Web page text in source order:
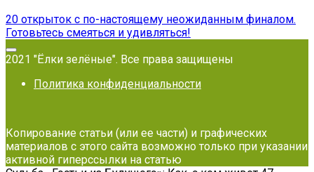
20 открыток с по-настоящему неожиданным финалом.
Готовьтесь смеяться и удивляться!
2021 "Ёлки зелёные". Все права защищены
Политика конфиденциальности
Копирование статьи (или ее части) и графических
материалов с этого сайта возможно только при указании
активной гиперссылки на статью